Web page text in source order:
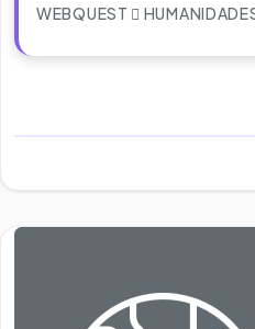
WEBQUEST